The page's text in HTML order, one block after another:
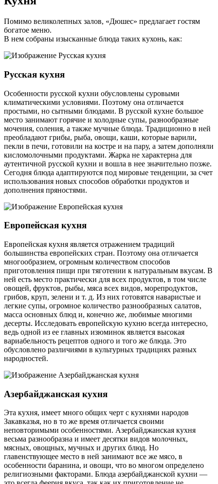
Помимо великолепных залов, «Дюшес» предлагает гостям
богатое меню.
В нем собраны изысканные блюда таких кухонь, как:
Русская кухня
Особенности русской кухни обусловлены суровыми
климатическими условиями. Поэтому она отличается
простыми, но сытными блюдами. В русской кухне большое
место занимают горячие и холодные супы, разнообразные
мочения, соления, а также мучные блюда. Традиционно в ней
преобладают грибы, рыба, овощи, каши, которые варили,
пекли в печи, готовили на костре и на пару, а затем дополняли
кисломолочными продуктами. Жарка не характерна для
аутентичной русской кухни и вошла в нее значительно позже.
Сегодня блюда адаптируются под мировые тенденции, за счет
использования новых способов обработки продуктов и
дополнения пряностями.
Европейская кухня
Европейская кухня является отражением традиций
большинства европейских стран. Поэтому она отличается
многообразием, огромным количеством способов
приготовления пищи при тяготении к натуральным вкусам. В
ней есть место практически для всех продуктов, в том числе
овощей, фруктов, рыбы, мяса всех видов, морепродуктов,
грибов, круп, зелени и т. д. Из них готовятся наваристые и
легкие супы, огромное количество разнообразных салатов,
масса основных блюд и, конечно же, любимые многими
десерты. Исследовать европейскую кухню всегда интересно,
ведь одной из ее главных изюминок является высокая
вариабельность рецептов одного и того же блюда. Это
обусловлено различиями в культурных традициях разных
народностей.
Азербайджанская кухня
Эта кухня, имеет много общих черт с кухнями народов
Закавказья, но в то же время отличается своими
неповторимыми особенностями. Азербайджанская кухня
весьма разнообразна и имеет десятки видов молочных,
мясных, овощных, мучных и других блюд. Но
главенствующее место в ней занимают все же мясо, в
особенности баранина, и овощи, что во многом определено
религиозными факторами. Блюда азербайджанской кухни —